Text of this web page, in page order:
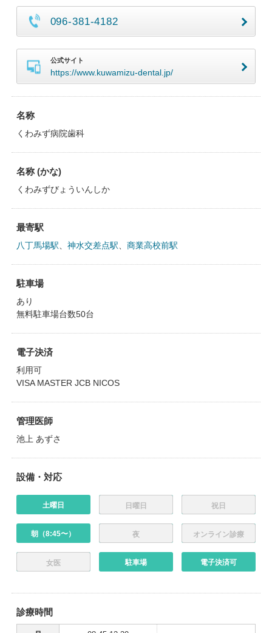
096-381-4182
公式サイト
https://www.kuwamizu-dental.jp/
名称
くわみず病院歯科
名称 (かな)
くわみずびょういんしか
最寄駅
八丁馬場駅 神水交差点駅 商業高校前駅
駐車場
あり
無料駐車場台数50台
電子決済
利用可
VISA MASTER JCB NICOS
管理医師
池上 あずさ
設備・対応
土曜日 日曜日 祝日
朝（8:45〜） 夜 オンライン診療
女医 駐車場 電子決済可
診療時間